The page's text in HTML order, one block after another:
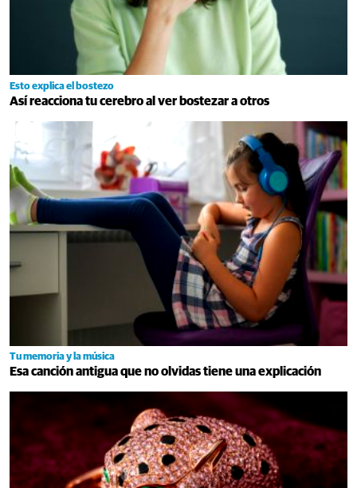
Esto explica el bostezo
Así reacciona tu cerebro al ver bostezar a otros
Tu memoria y la música
Esa canción antigua que no olvidas tiene una explicación